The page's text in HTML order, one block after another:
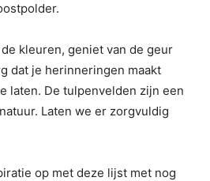
kleuren, geniet van de geur
dat je herinneringen maakt
laten. De tulpenvelden zijn een
Laten we er zorgvuldig
op met deze lijst met nog